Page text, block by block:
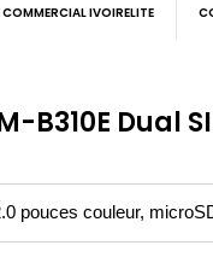
IVOIRELITE
B310E Dual
pouces couleur,